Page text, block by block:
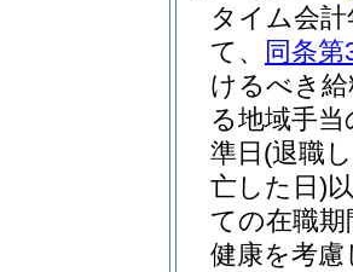
タイム会
て、
同条第
けるべき
る地域手
準日 (退職
亡した日)
ての在職
健康を考